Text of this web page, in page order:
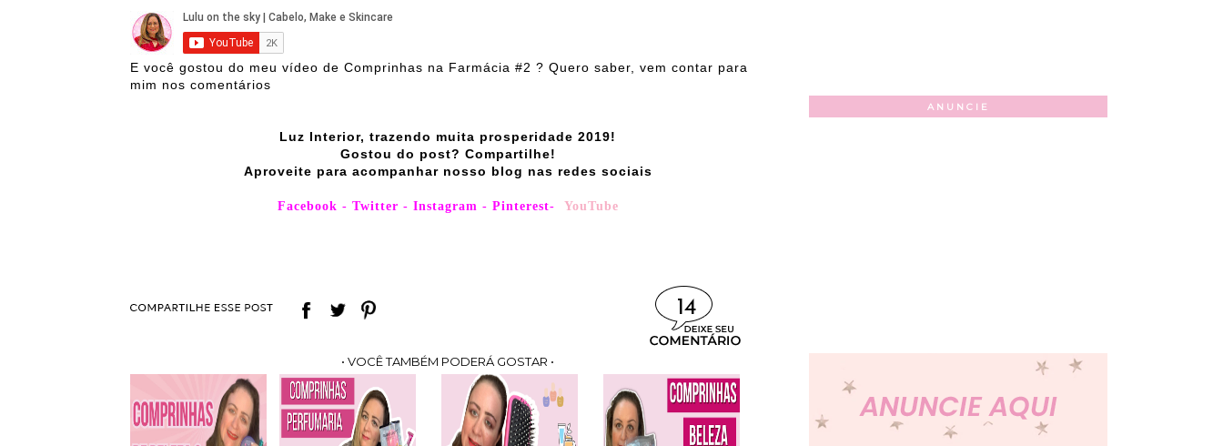
E você gostou do meu vídeo de Comprinhas na Farmácia #2 ? Quero saber, vem contar para
mim nos comentários
Luz Interior, trazendo muita prosperidade 2019!
Gostou do post? Compartilhe!
Aproveite para acompanhar nosso blog nas redes sociais
Facebook - Twitter - Instagram - Pinterest- YouTube
14
• VOCÊ TAMBÉM PODERÁ GOSTAR •
ANUNCIE